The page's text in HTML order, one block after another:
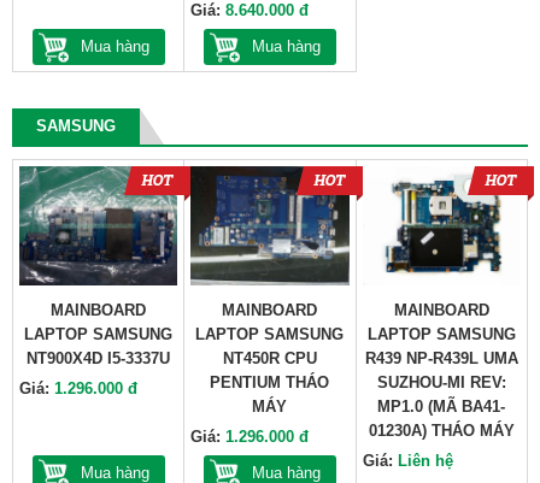
Mua hàng
Giá:8.640.000 đ
Mua hàng
SAMSUNG
MAINBOARD
LAPTOP SAMSUNG
NT900X4D I5-3337U
Giá: 1.296.000 đ
Mua hàng
MAINBOARD
LAPTOP SAMSUNG
NT450R CPU
PENTIUM THÁO
MÁY
Giá:1.296.000 đ
Mua hàng
MAINBOARD
LAPTOP SAMSUNG
R439 NP-R439L UMA
SUZHOU-MI REV:
MP1.0 (MÃ BA41-
01230A) THÁO MÁY
Giá: Liên hệ